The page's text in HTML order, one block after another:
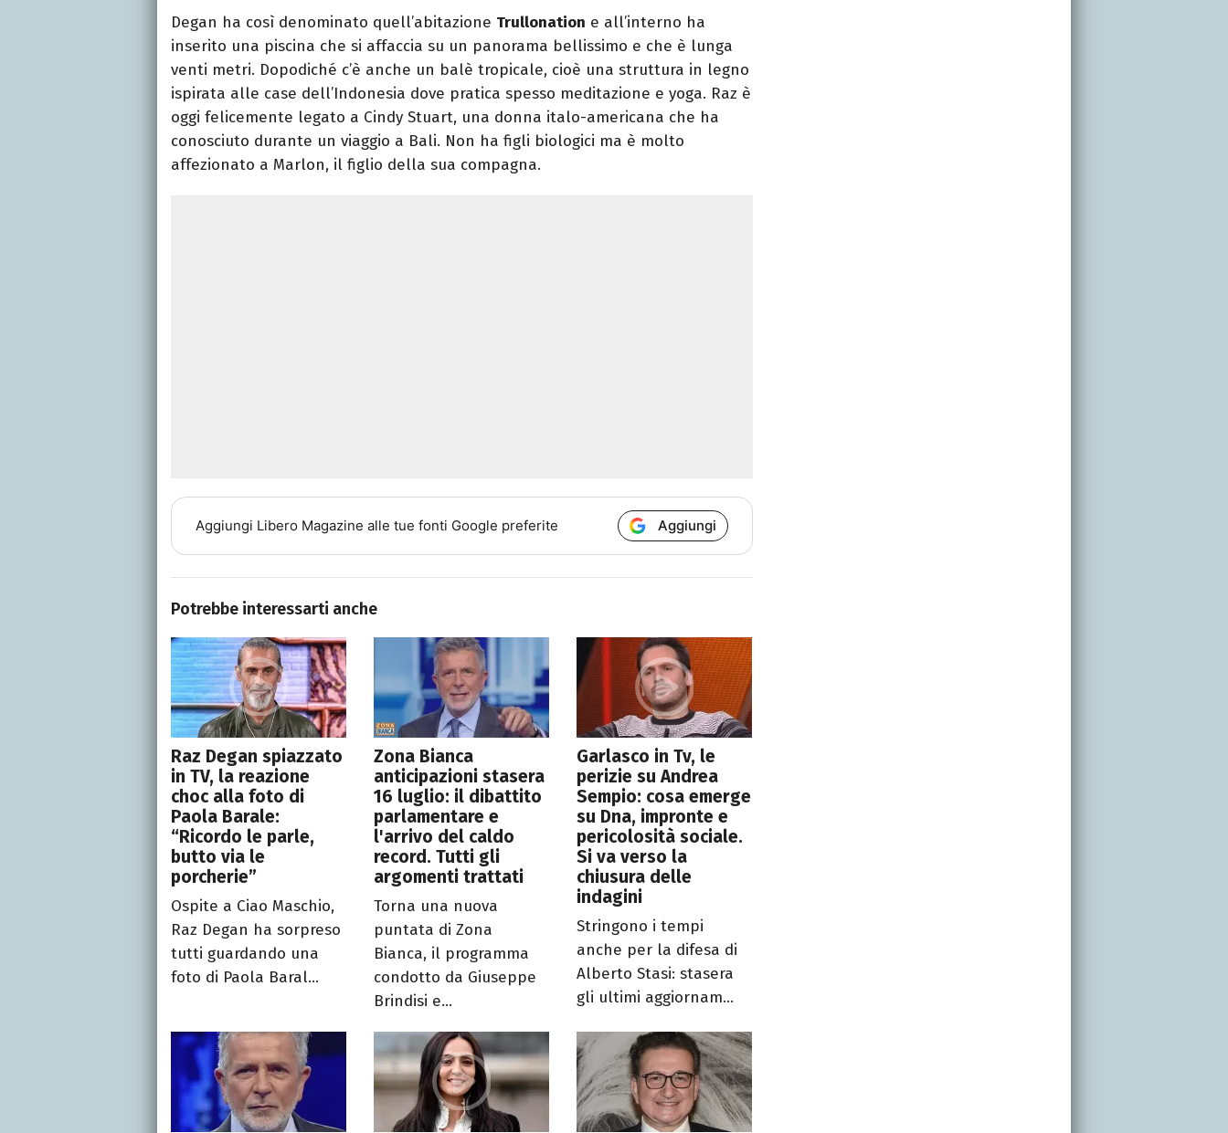
Degan ha così denominato quell’abitazione Trullonation e all’interno ha
inserito una piscina che si affaccia su un panorama bellissimo e che è lunga
venti metri. Dopodiché c’è anche un balè tropicale, cioè una struttura in legno
ispirata alle case dell’Indonesia dove pratica spesso meditazione e yoga. Raz è
oggi felicemente legato a Cindy Stuart, una donna italo-americana che ha
conosciuto durante un viaggio a Bali. Non ha figli biologici ma è molto
affezionato a Marlon, il figlio della sua compagna.
Aggiungi Libero Magazine alle tue fonti Google preferite Aggiungi
Potrebbe interessarti anche
Raz Degan spiazzato
in TV, la reazione
choc alla foto di
Paola Barale:
“Ricordo le parle,
butto via le
porcherie”
Ospite a Ciao Maschio,
Raz Degan ha sorpreso
tutti guardando una
foto di Paola Baral...
Zona Bianca
anticipazioni stasera
16 luglio: il dibattito
parlamentare e
l'arrivo del caldo
record. Tutti gli
argomenti trattati
Torna una nuova
puntata di Zona
Bianca, il programma
condotto da Giuseppe
Brindisi e...
Garlasco in Tv, le
perizie su Andrea
Sempio: cosa emerge
su Dna, impronte e
pericolosità sociale.
Si va verso la
chiusura delle
indagini
Stringono i tempi
anche per la difesa di
Alberto Stasi: stasera
gli ultimi aggiornam...